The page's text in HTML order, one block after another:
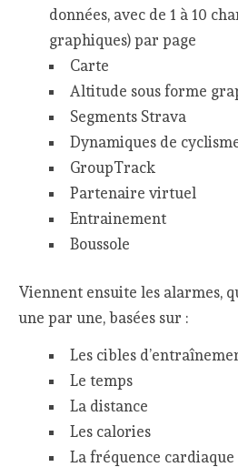
données, avec de 1 à 10
graphiques) par page
Carte
Altitude sous forme
Segments Strava
Dynamiques de
GroupTrack
Partenaire virtuel
Entrainement
Boussole
Viennent ensuite les alarmes,
une par une, basées sur :
Les cibles
Le temps
La distance
Les calories
La fréquence